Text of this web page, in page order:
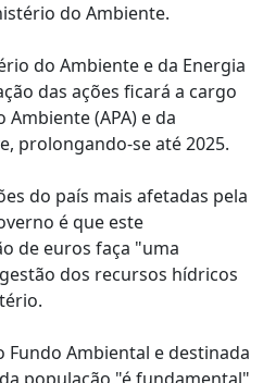
do Ambiente.
do Ambiente e da Energia
das ações ficará a cargo
(APA) e da
prolongando-se até 2025.
do país mais afetadas pela
é que este
de euros faça "uma
dos recursos hídricos
Fundo Ambiental e destinada